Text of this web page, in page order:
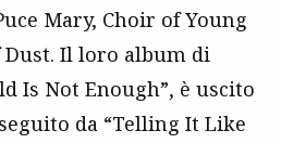
Mary, Choir of Young
Dust. Il loro album di
Is Not Enough”, è uscito
da “Telling It Like